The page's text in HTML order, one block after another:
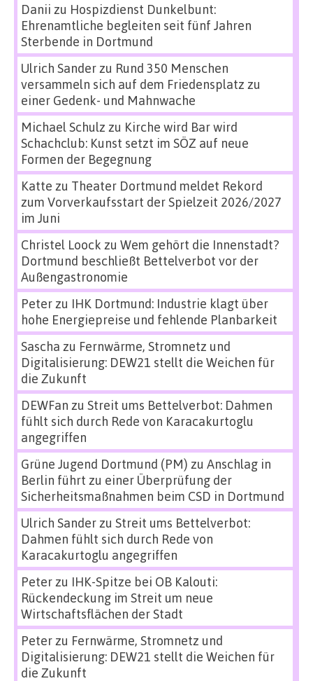
Danii zu Hospizdienst Dunkelbunt:
Ehrenamtliche begleiten seit fünf Jahren
Sterbende in Dortmund
Ulrich Sanderzu Rund 350 Menschen
versammeln sich auf dem Friedensplatz zu
einer Gedenk- und Mahnwache
Michael Schulz zu Kirche wird Bar wird
Schachclub: Kunst setzt im SÖZ auf neue
Formen der Begegnung
Katte zu Theater Dortmund meldet Rekord
zum Vorverkaufsstart der Spielzeit 2026/2027
im Juni
Christel Loock zu Wem gehört die Innenstadt?
Dortmund beschließt Bettelverbot vor der
Außengastronomie
Peterzu IHK Dortmund: Industrie klagt über
hohe Energiepreise und fehlende Planbarkeit
Sascha zu Fernwärme, Stromnetz und
Digitalisierung: DEW21 stellt die Weichen für
die Zukunft
DEWFan zu Streit ums Bettelverbot: Dahmen
fühlt sich durch Rede von Karacakurtoglu
angegriffen
Grüne Jugend Dortmund (PM) zu Anschlag in
Berlin führt zu einer Überprüfung der
Sicherheitsmaßnahmen beim CSD in Dortmund
Ulrich Sanderzu Streit ums Bettelverbot:
Dahmen fühlt sich durch Rede von
Karacakurtoglu angegriffen
Peterzu IHK-Spitze bei OB Kalouti:
Rückendeckung im Streit um neue
Wirtschaftsflächen der Stadt
Peterzu Fernwärme, Stromnetz und
Digitalisierung: DEW21 stellt die Weichen für
die Zukunft